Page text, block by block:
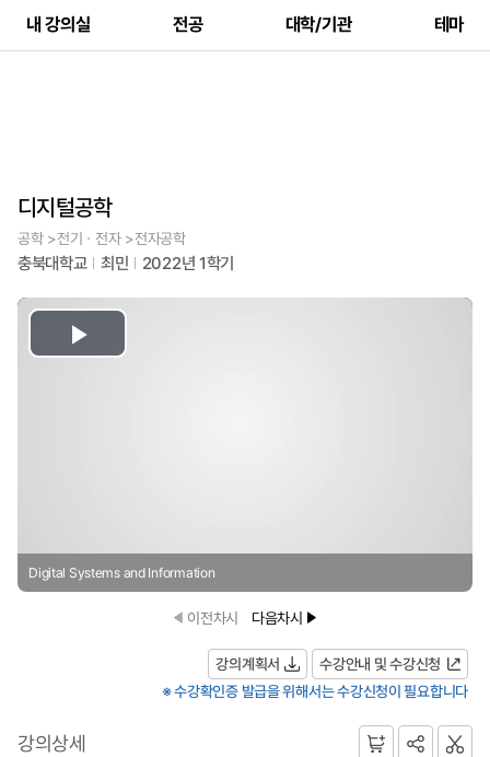
내 강의실 전공 대학/기관 테마
디지털공학
공학 >전기ㆍ전자 >전자공학
충북대학교 최민 2022년 1학기
Play
Digital Systems and Information
이전차시 다음차시
강의계획서
수강안내 및 수강신청
※ 수강확인증 발급을 위해서는 수강신청이 필요합니다
강의상세